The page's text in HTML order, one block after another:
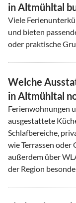
in Altmühltal
Viele
und bieten
oder praktische
Welche
in Altmühltal
Ferienwohnungen
ausgestattete
Schlafbereiche,
wie Terrassen
außerdem über
der Region